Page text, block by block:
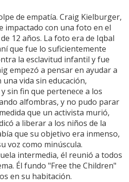
de empatía. Craig Kielburger,
impactado con una foto en el
12 años. La foto era de Iqbal
que fue lo suficientemente
la esclavitud infantil y fue
empezó a pensar en ayudar a
vida sin educación,
sin fin que pertenece a los
alfombras, y no pudo parar
que un activista murió,
a liberar a los niños de la
que su objetivo era inmenso,
voz como minúscula.
intermedia, él reunió a todos
Él fundo "Free the Children"
en su habitación.